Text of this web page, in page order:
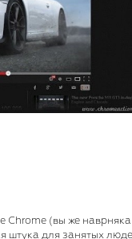
Chrome (вы же
штука для занятых